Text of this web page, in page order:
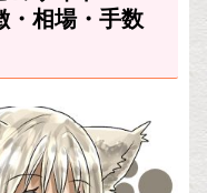
・相場・手数